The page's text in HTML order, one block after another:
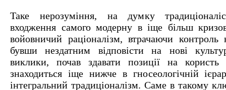
Таке нерозуміння, на думку
входження самого модерну в іще більш
войовничий раціоналізм, втрачаючи контроль
бувши нездатним відповісти на нові
виклики, почав здавати позиції на
знаходиться іще нижче в гносеологічній
інтегральний традиціоналізм. Саме в такому